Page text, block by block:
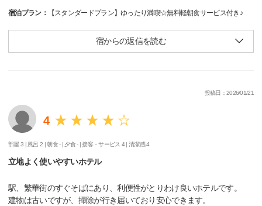
宿泊プラン：
【スタンダードプラン】ゆったり満喫☆無料軽朝食サービス付き♪
宿からの返信を読む
投稿日：2026/01/21
4
部屋 3 | 風呂 2 |朝食 - | 夕食 - |接客・サービス 4 |清潔感 4
立地よく使いやすいホテル
駅、繁華街のすぐそばにあり、利便性がとりわけ良いホテルです。
建物は古いですが、掃除が行き届いており安心できます。